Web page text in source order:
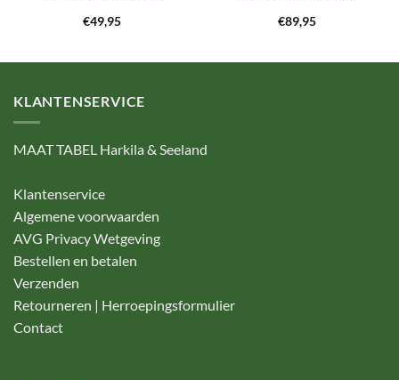
€49,95 €89,95
KLANTENSERVICE
MAAT TABEL Harkila & Seeland
Klantenservice
Algemene voorwaarden
AVG Privacy Wetgeving
Bestellen en betalen
Verzenden
Retourneren | Herroepingsformulier
Contact